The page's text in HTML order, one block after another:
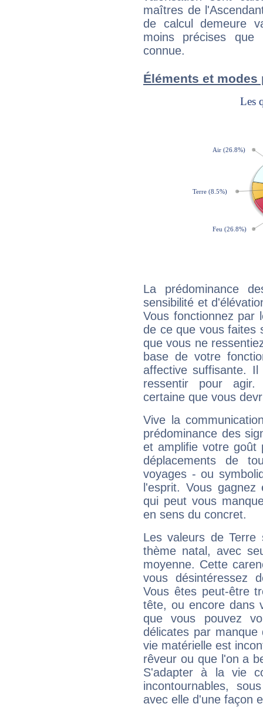
maîtres de
de calcul demeure
moins précises que
connue.
Éléments et modes
La prédominance
sensibilité et
Vous fonctionnez
de ce que vous faites
que vous ne
base de votre
affective suffisante.
ressentir pour agir.
certaine que vous
Vive la
prédominance des
et amplifie votre goût
déplacements de
voyages - ou
l'esprit. Vous
qui peut vous
en sens du concret.
Les valeurs de Terre
thème natal, avec
moyenne. Cette
vous désintéressez
Vous êtes peut-être
tête, ou encore dans
que vous pouvez
délicates par
vie matérielle est
rêveur ou que l'on a
S'adapter à la vie
incontournables,
avec elle d'une façon